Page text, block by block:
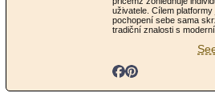
uživatele. Cílem
pochopení sebe sama
tradiční znalosti s